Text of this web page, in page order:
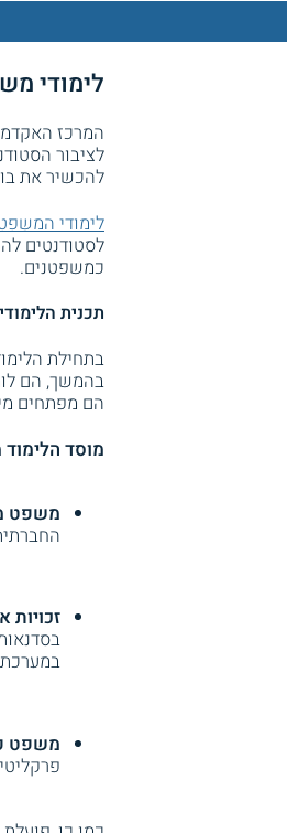
לימודי
לציבור
להכשיר את
לימודי
לסטודנטים
כמשפטנים.
תכנית
בתחילת
בהמשך, הם
הם מפתחים
מוסד
משפט
זכויות
משפט